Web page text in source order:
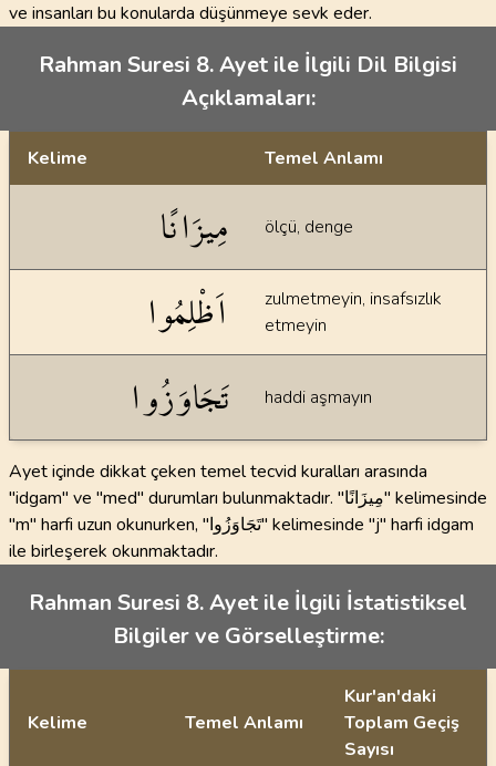
ve insanları bu konularda düşünmeye sevk eder.
Rahman Suresi 8. Ayet ile İlgili Dil Bilgisi
Açıklamaları:
Kelime Temel Anlamı
مِيزَانًا ölçü, denge
اَظْلِمُوا
zulmetmeyin, insafsızlık
etmeyin
تَجَاوَزُوا haddi aşmayın
Ayet içinde dikkat çeken temel tecvid kuralları arasında
"idgam" ve "med" durumları bulunmaktadır. "مِيزَانًا" kelimesinde
"m" harfi uzun okunurken, "تَجَاوَزُوا" kelimesinde "j" harfi idgam
ile birleşerek okunmaktadır.
Rahman Suresi 8. Ayet ile İlgili İstatistiksel
Bilgiler ve Görselleştirme:
Kelime Temel Anlamı
Kur'an'daki
Toplam Geçiş
Sayısı